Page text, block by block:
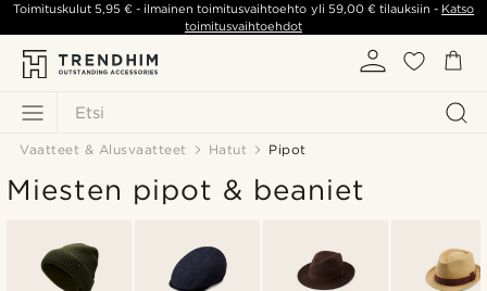
Etsi
Toimituskulut5,95 € - ilmainen toimitusvaihtoehto yli 59,00 €tilauksiin - Katso
toimitusvaihtoehdot
Vaatteet & Alusvaatteet Hatut Pipot
Miesten pipot & beaniet